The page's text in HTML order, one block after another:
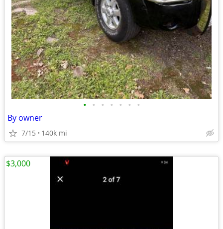
• • • • • • •
By owner
7/15 140k mi
$3,000